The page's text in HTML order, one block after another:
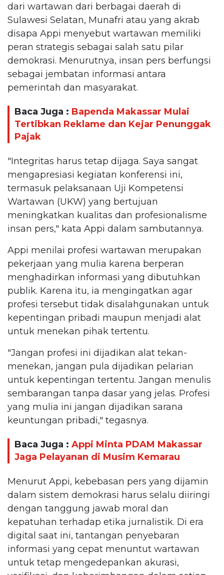
dari wartawan dari berbagai daerah di
Sulawesi Selatan, Munafri atau yang akrab
disapa Appi menyebut wartawan memiliki
peran strategis sebagai salah satu pilar
demokrasi. Menurutnya, insan pers berfungsi
sebagai jembatan informasi antara
pemerintah dan masyarakat.
Baca Juga : Bapenda Makassar Mulai
Tertibkan Reklame dan Kejar Penunggak
Pajak
"Integritas harus tetap dijaga. Saya sangat
mengapresiasi kegiatan konferensi ini,
termasuk pelaksanaan Uji Kompetensi
Wartawan (UKW) yang bertujuan
meningkatkan kualitas dan profesionalisme
insan pers," kata Appi dalam sambutannya.
Appi menilai profesi wartawan merupakan
pekerjaan yang mulia karena berperan
menghadirkan informasi yang dibutuhkan
publik. Karena itu, ia mengingatkan agar
profesi tersebut tidak disalahgunakan untuk
kepentingan pribadi maupun menjadi alat
untuk menekan pihak tertentu.
"Jangan profesi ini dijadikan alat tekan-
menekan, jangan pula dijadikan pelarian
untuk kepentingan tertentu. Jangan menulis
sembarangan tanpa dasar yang jelas. Profesi
yang mulia ini jangan dijadikan sarana
keuntungan pribadi," tegasnya.
Baca Juga : Appi Minta PDAM Makassar
Jaga Pelayanan di Musim Kemarau
Menurut Appi, kebebasan pers yang dijamin
dalam sistem demokrasi harus selalu diiringi
dengan tanggung jawab moral dan
kepatuhan terhadap etika jurnalistik. Di era
digital saat ini, tantangan penyebaran
informasi yang cepat menuntut wartawan
untuk tetap mengedepankan akurasi,